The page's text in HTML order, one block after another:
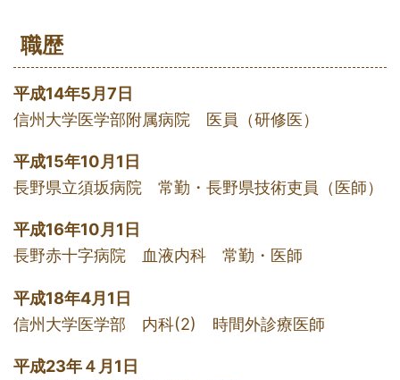
職歴
平成14年5月7日
信州大学医学部附属病院 医員（研修医）
平成15年10月1日
長野県立須坂病院 常勤・長野県技術吏員（医師）
平成16年10月1日
長野赤十字病院 血液内科 常勤・医師
平成18年4月1日
信州大学医学部 内科(2) 時間外診療医師
平成23年４月1日